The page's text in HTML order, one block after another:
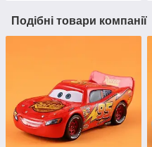
Подібні товари компанії